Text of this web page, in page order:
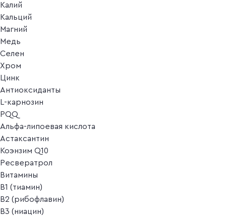
Калий
Кальций
Магний
Медь
Селен
Хром
Цинк
Антиоксиданты
L-карнозин
PQQ
Альфа-липоевая кислота
Астаксантин
Коэнзим Q10
Ресвератрол
Витамины
B1 (тиамин)
B2 (рибофлавин)
B3 (ниацин)